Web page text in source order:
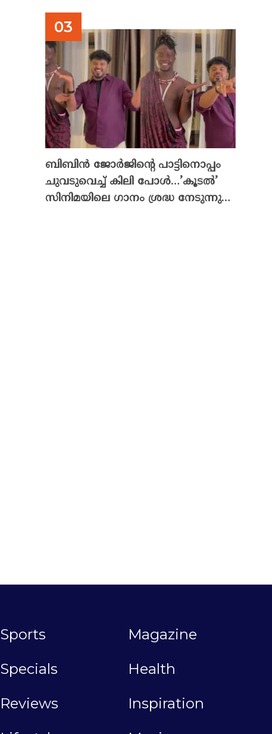
ബിബിൻ ജോർജിന്റെ പാട്ടിനൊപ്പം
ചുവടുവെച്ച് കിലി പോൾ…’കൂടൽ’
സിനിമയിലെ ഗാനം ശ്രദ്ധ നേടുന്നു…
Sports
Magazine
Specials
Health
Reviews
Inspiration